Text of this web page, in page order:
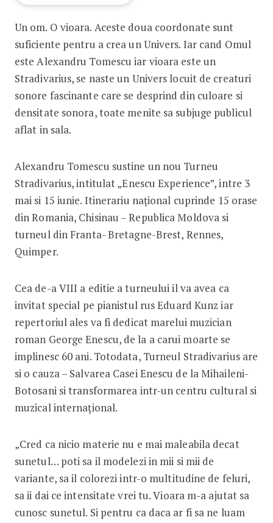
Alexandru Tomescu, intr-un nou
Un om. O vioara. Aceste doua coordonate sunt
suficiente pentru a crea un Univers. Iar cand Omul
este Alexandru Tomescu iar vioara este un
Stradivarius, se naste un Univers locuit de creaturi
sonore fascinante care se desprind din culoare si
densitate sonora, toate menite sa subjuge publicul
aflat in sala.
Alexandru Tomescu sustine un nou Turneu
Stradivarius, intitulat „Enescu Experience”, intre 3
mai si 15 iunie. Itinerariu național cuprinde 15 orase
din Romania, Chisinau – Republica Moldova si
turneul din Franta- Bretagne-Brest, Rennes,
Quimper.
Cea de-a VIII a editie a turneului il va avea ca
invitat special pe pianistul rus Eduard Kunz iar
repertoriul ales va fi dedicat marelui muzician
roman George Enescu, de la a carui moarte se
implinesc 60 ani. Totodata, Turneul Stradivarius are
si o cauza – Salvarea Casei Enescu de la Mihaileni-
Botosani si transformarea intr-un centru cultural si
muzical internațional.
„Cred ca nicio materie nu e mai maleabila decat
sunetul… poti sa il modelezi in mii si mii de
variante, sa il colorezi intr-o multitudine de feluri,
sa ii dai ce intensitate vrei tu. Vioara m-a ajutat sa
cunosc sunetul. Si pentru ca daca ar fi sa ne luam